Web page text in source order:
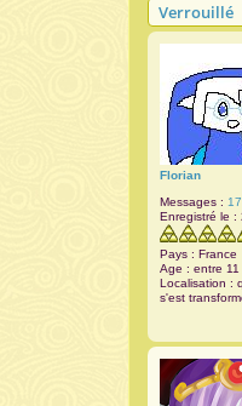
Verrouillé
Florian
Messages : 17
Enregistré le :
Pays : France
Age : entre
Localisation :
s'est